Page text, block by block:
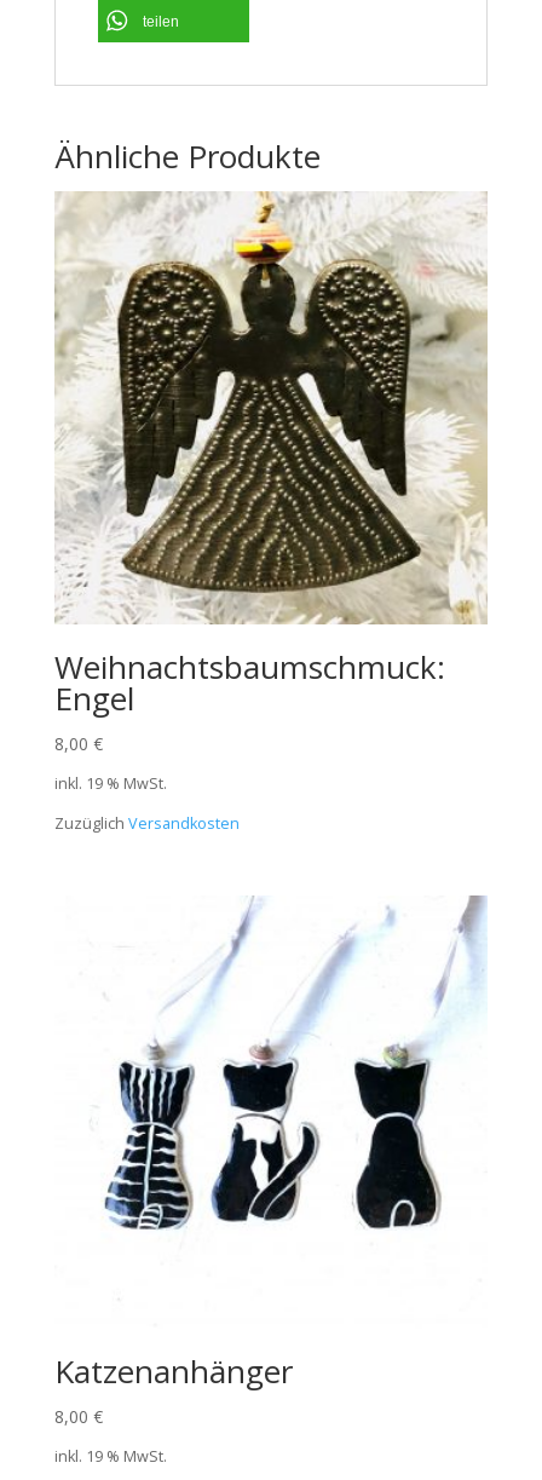
teilen
Ähnliche Produkte
Weihnachtsbaumschmuck:
Engel
8,00 €
inkl. 19 % MwSt.
Zuzüglich Versandkosten
Katzenanhänger
8,00 €
inkl. 19 % MwSt.